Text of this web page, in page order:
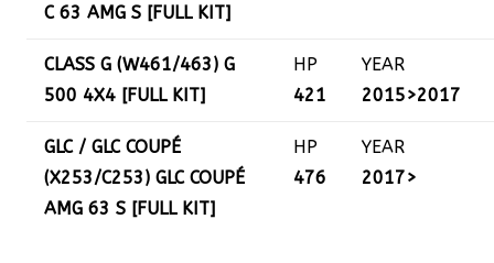
C 63 AMG S [FULL KIT]
CLASS G (W461/463) G
500 4X4 [FULL KIT]
HP
421
YEAR
2015>2017
GLC / GLC COUPÉ
(X253/C253) GLC COUPÉ
AMG 63 S [FULL KIT]
HP
476
YEAR
2017>